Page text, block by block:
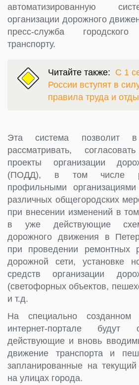
автоматизированную
организации дорожного
пресс-служба
транспорту.
Читайте также: С 1
России вступят в
правила труда и
Эта система позволит в
рассматривать,
проекты организации
(ПОДД), в том числе
профильными
различных общегородских
при внесении изменений в
в уже действующие
дорожного движения в
при проведении ремонтных
дорожной сети, установке
средств организации
(светофорных объектов,
и т.д.
На специально созданном
интернет-портале будут
действующие и вновь
движение транспорта и
запланированные на
на улицах города.